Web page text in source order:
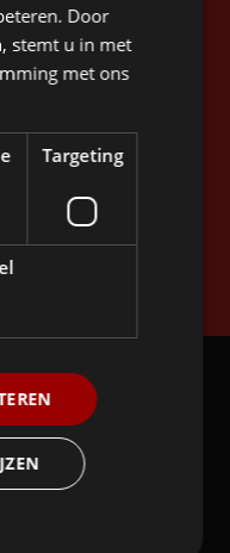
met de
Door
stemt u in met
met ons
Targeting